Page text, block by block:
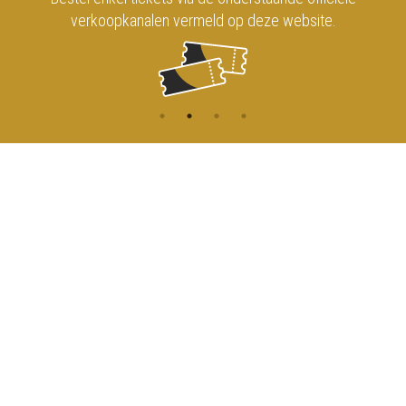
verkoopkanalen vermeld op deze website.